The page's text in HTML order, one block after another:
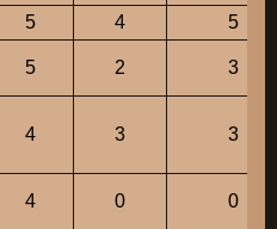
5 4
5
5 2 3
4 3 3
4 0 0